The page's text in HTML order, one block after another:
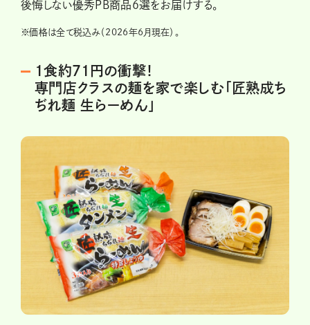
後悔しない優秀PB商品６選をお届けする。
※価格は全て税込み（2026年6月現在）。
1食約71円の衝撃！
専門店クラスの麺を家で楽しむ「匠熟成ち
ぢれ麺 生らーめん」